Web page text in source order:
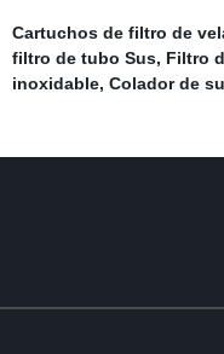
Cartuchos de filtro de
filtro de tubo Sus, Filtro
inoxidable, Colador de